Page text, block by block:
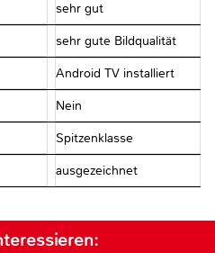
sehr gut
sehr gute Bildqualität
Android TV installiert
Nein
Spitzenklasse
ausgezeichnet